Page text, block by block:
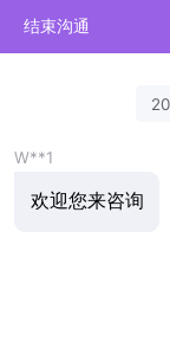
结束沟通
W**1
欢迎您来咨询